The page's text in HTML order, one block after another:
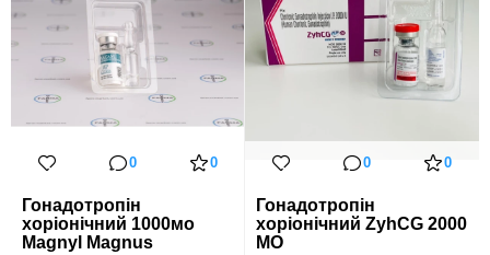
0 0
Гонадотропін
хоріонічний 1000мо
Magnyl Magnus
0 0
Гонадотропін
хоріонічний ZyhCG 2000
МО